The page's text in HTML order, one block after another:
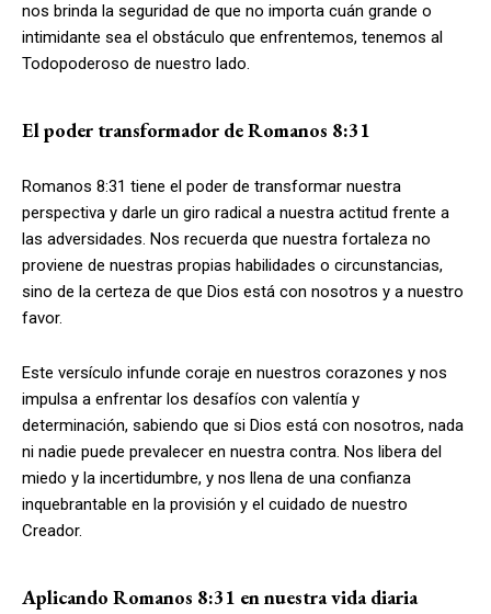
nos brinda la seguridad de que no importa cuán grande o
intimidante sea el obstáculo que enfrentemos, tenemos al
Todopoderoso de nuestro lado.
El poder transformador de Romanos 8:31
Romanos 8:31 tiene el poder de transformar nuestra
perspectiva y darle un giro radical a nuestra actitud frente a
las adversidades. Nos recuerda que nuestra fortaleza no
proviene de nuestras propias habilidades o circunstancias,
sino de la certeza de que Dios está con nosotros y a nuestro
favor.
Este versículo infunde coraje en nuestros corazones y nos
impulsa a enfrentar los desafíos con valentía y
determinación, sabiendo que si Dios está con nosotros, nada
ni nadie puede prevalecer en nuestra contra. Nos libera del
miedo y la incertidumbre, y nos llena de una confianza
inquebrantable en la provisión y el cuidado de nuestro
Creador.
Aplicando Romanos 8:31 en nuestra vida diaria